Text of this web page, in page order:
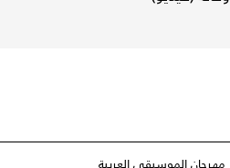
مهرجان الموسيقى العربية